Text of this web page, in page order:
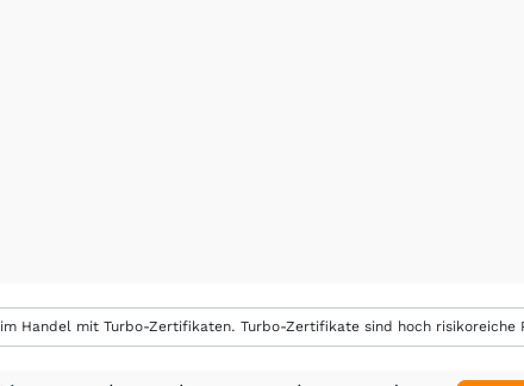
Handel mit Turbo-Zertifikaten. Turbo-Zertifikate sind hoch